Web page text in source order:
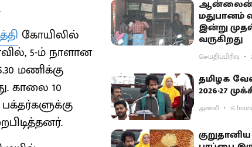
கோயிலில்
5-ம் நாளான
மணிக்கு
காலை 10
ஆன்லைன்,
மதுபானம்
இன்று
வருகிறது
செய்திப்பிரிவு
தமிழக
2026-27
அனலி 16
குறுதானிய